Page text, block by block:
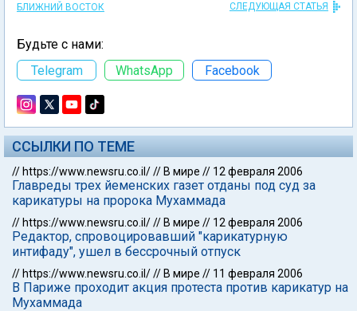
БЛИЖНИЙ ВОСТОК СЛЕДУЮЩАЯ СТАТЬЯ
Будьте с нами:
Telegram
WhatsApp Facebook
ССЫЛКИ ПО ТЕМЕ
// https://www.newsru.co.il/// В мире // 12 февраля 2006
Главреды трех йеменских газет отданы под суд за
карикатуры на пророка Мухаммада
// https://www.newsru.co.il/// В мире // 12 февраля 2006
Редактор, спровоцировавший "карикатурную
интифаду", ушел в бессрочный отпуск
// https://www.newsru.co.il/// В мире // 11 февраля 2006
В Париже проходит акция протеста против карикатур на
Мухаммада